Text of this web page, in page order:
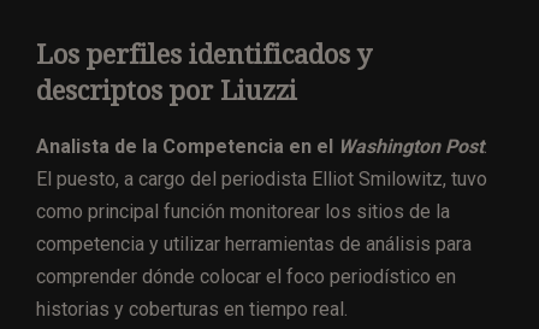
Los perfiles identificados y
descriptos por Liuzzi
Analista de la Competencia en el Washington Post.
El puesto, a cargo del periodista Elliot Smilowitz, tuvo
como principal función monitorear los sitios de la
competencia y utilizar herramientas de análisis para
comprender dónde colocar el foco periodístico en
historias y coberturas en tiempo real.